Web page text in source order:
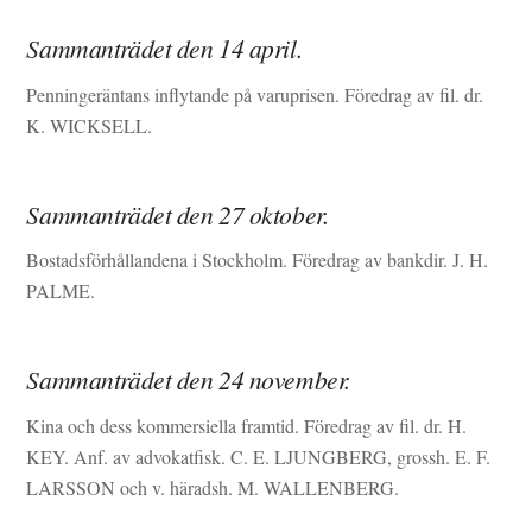
Sammanträdet den 14 april.
Penningeräntans inflytande på varuprisen. Föredrag av fil. dr.
K. WICKSELL.
Sammanträdet den 27 oktober.
Bostadsförhållandena i Stockholm. Föredrag av bankdir. J. H.
PALME.
Sammanträdet den 24 november.
Kina och dess kommersiella framtid. Föredrag av fil. dr. H.
KEY. Anf. av advokatfisk. C. E. LJUNGBERG, grossh. E. F.
LARSSON och v. häradsh. M. WALLENBERG.